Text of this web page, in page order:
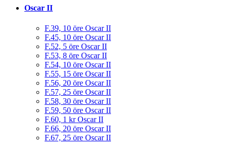
Oscar II
F.39, 10 öre Oscar II
F.45, 10 öre Oscar II
F.52, 5 öre Oscar II
F.53, 8 öre Oscar II
F.54, 10 öre Oscar II
F.55, 15 öre Oscar II
F.56, 20 öre Oscar II
F.57, 25 öre Oscar II
F.58, 30 öre Oscar II
F.59, 50 öre Oscar II
F.60, 1 kr Oscar II
F.66, 20 öre Oscar II
F.67, 25 öre Oscar II